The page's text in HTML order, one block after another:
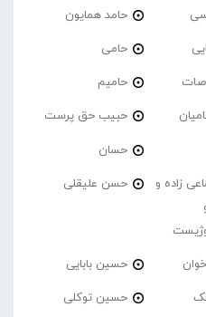
حامد همایون
حامی
حامیم
حبیب حق پرست
حسان
زاده و
حسن علیقلی
حسین بابایی
حسین توکلی